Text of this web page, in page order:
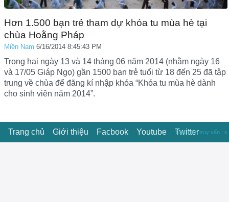
Hơn 1.500 bạn trẻ tham dự khóa tu mùa hè tại
chùa Hoằng Pháp
Miền Nam 6/16/2014 8:45:43 PM
Trong hai ngày 13 và 14 tháng 06 năm 2014 (nhằm ngày 16
và 17/05 Giáp Ngọ) gần 1500 bạn trẻ tuổi từ 18 đến 25 đã tập
trung về chùa để đăng kí nhập khóa “Khóa tu mùa hè dành
cho sinh viên năm 2014”.
Trang chủ Giới thiệu Facbook Youtube Twitter
Thời gian truy vấn : s